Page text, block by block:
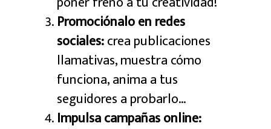
Promociónalo en redes
sociales:crea publicaciones
llamativas, muestra cómo
funciona, anima a tus
seguidores a probarlo…
Impulsa campañas online: